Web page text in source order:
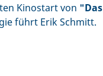
Kinostart von "Das
führt Erik Schmitt.